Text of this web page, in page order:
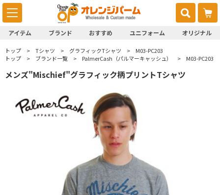
アイテム ブランド おすすめ ユニフォーム オリジナル
トップ Tシャツ グラフィックTシャツ
M03-PC203
トップ
ブランド一覧 PalmerCash（パルマーキャッシュ） M03-PC203
メンズ"Mischief"グラフィック柄プリントTシャツ